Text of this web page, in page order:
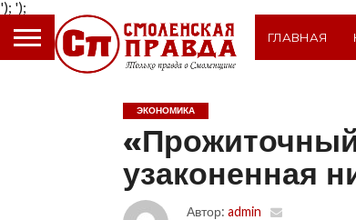
');
ГЛАВНАЯ
ЭКОНОМИКА
узаконенная
Автор: admin
');